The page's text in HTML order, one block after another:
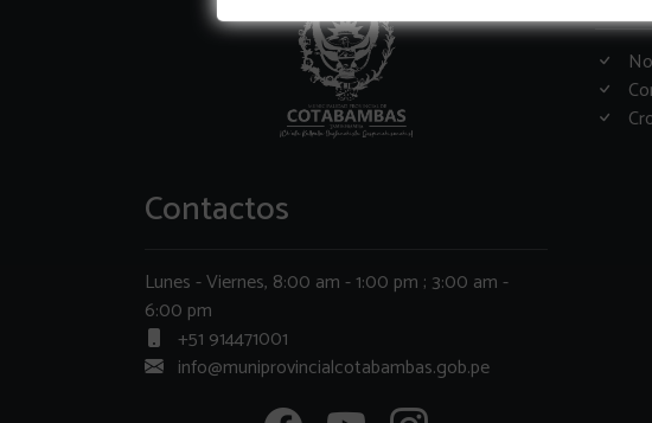
Contactos
Lunes - Viernes, 8:00 am - 1:00 pm ; 3:00 am -
6:00 pm
+51 914471001
info@muniprovincialcotabambas.gob.pe